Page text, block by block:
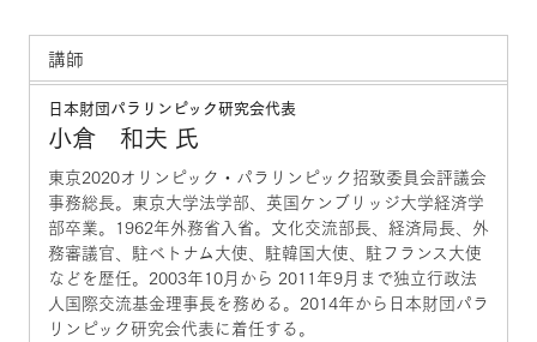
講師
日本財団パラリンピック研究会代表
小倉 和夫 氏
東京2020オリンピック・パラリンピック招致委員会評議会
事務総長。東京大学法学部、英国ケンブリッジ大学経済学
部卒業。1962年外務省入省。文化交流部長、経済局長、外
務審議官、駐ベトナム大使、駐韓国大使、駐フランス大使
などを歴任。2003年10月から 2011年9月まで独立行政法
人国際交流基金理事長を務める。2014年から日本財団パラ
リンピック研究会代表に着任する。